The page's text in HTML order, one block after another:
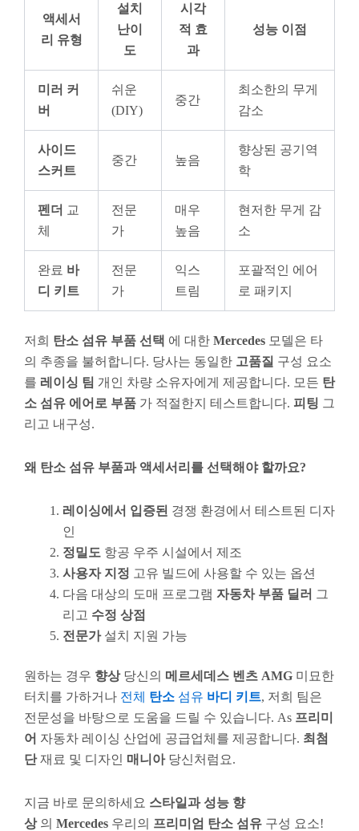
액세서
리 유형
설치
난이
도
시각
적 효
과
성능 이점
미러 커
버
쉬운
(DIY)
중간
최소한의 무게
감소
사이드
스커트
중간 높음
향상된 공기역
학
펜더 교
체
전문
가
매우
높음
현저한 무게 감
소
완료 바
디 키트
전문
가
익스
트림
포괄적인 에어
로 패키지
저희 탄소 섬유 부품 선택 에 대한 Mercedes 모델은 타
의 추종을 불허합니다. 당사는 동일한 고품질 구성 요소
를 레이싱 팀 개인 차량 소유자에게 제공합니다. 모든 탄
소 섬유 에어로 부품 가 적절한지 테스트합니다. 피팅 그
리고 내구성.
왜 탄소 섬유 부품과 액세서리를 선택해야 할까요?
레이싱에서 입증된 경쟁 환경에서 테스트된 디자
인
정밀도 항공 우주 시설에서 제조
사용자 지정 고유 빌드에 사용할 수 있는 옵션
다음 대상의 도매 프로그램 자동차 부품 딜러 그
리고 수정 상점
전문가설치 지원 가능
원하는 경우 향상당신의 메르세데스 벤츠 AMG 미묘한
터치를 가하거나 전체 탄소 섬유 바디 키트, 저희 팀은
전문성을 바탕으로 도움을 드릴 수 있습니다. As 프리미
어 자동차 레이싱 산업에 공급업체를 제공합니다. 최첨
단재료 및 디자인 매니아당신처럼요.
지금 바로 문의하세요 스타일과 성능 향
상의 Mercedes 우리의 프리미엄 탄소 섬유 구성 요소!